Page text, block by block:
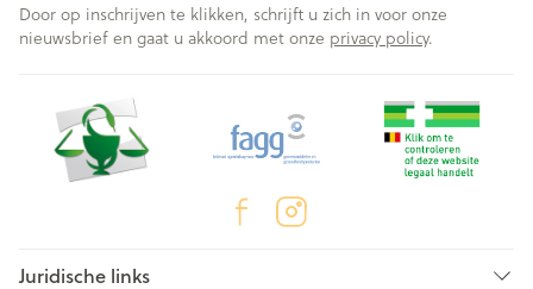
Door op inschrijven te klikken, schrijft u zich in voor onze
nieuwsbrief en gaat u akkoord met onze privacy policy.
Juridische links